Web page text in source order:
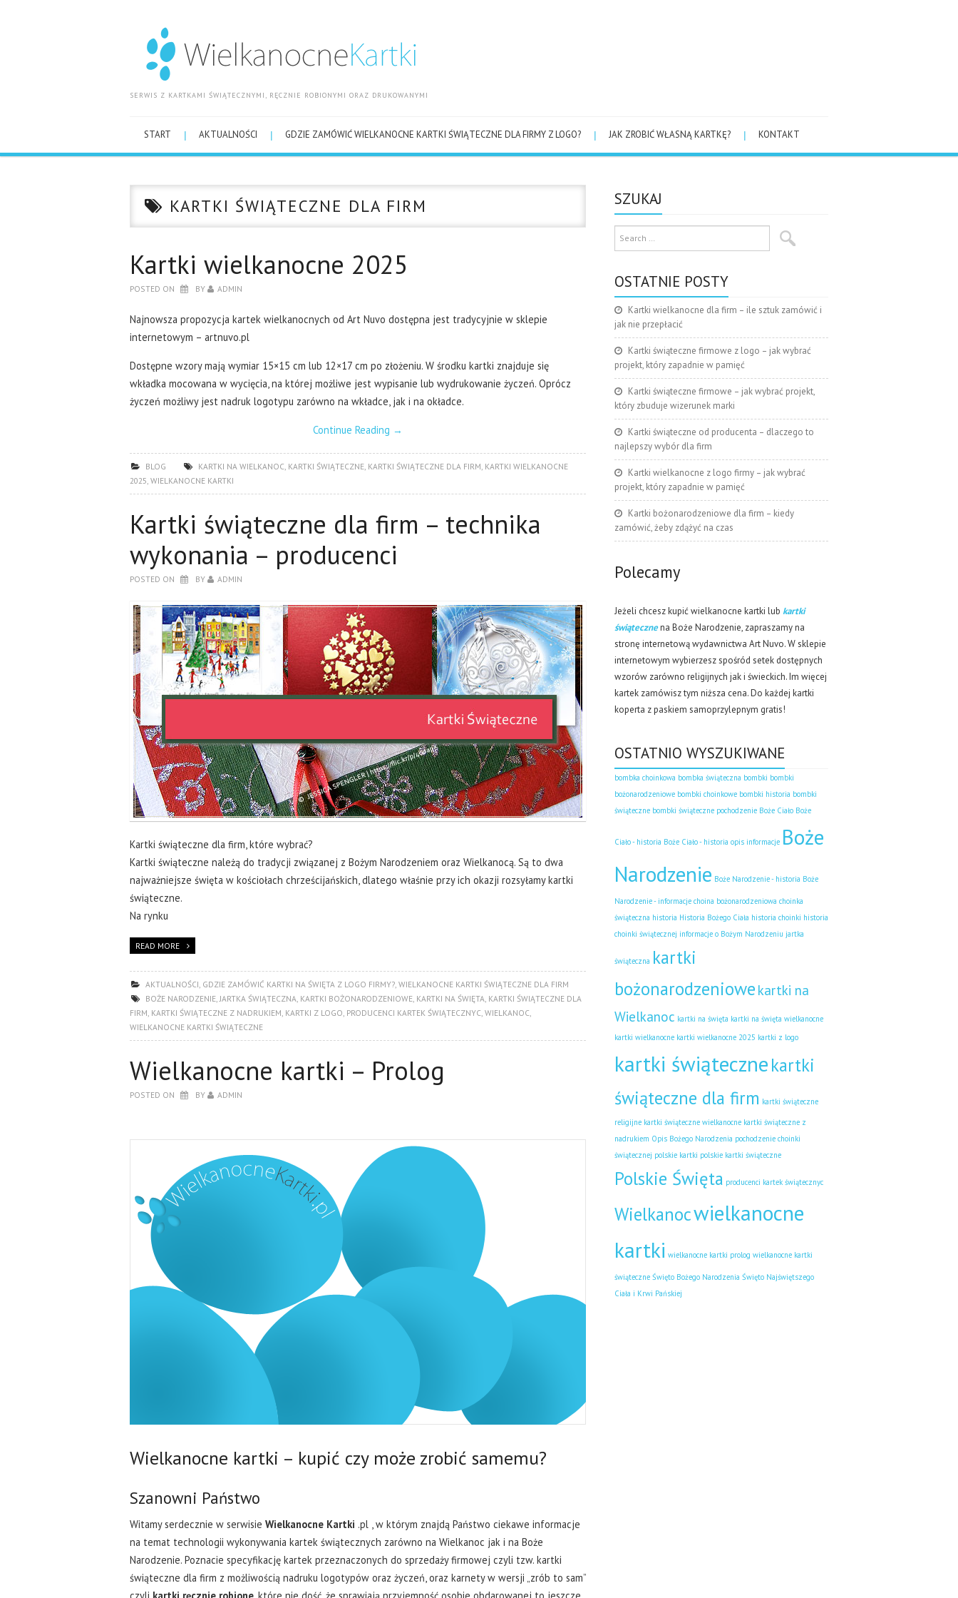
SERWIS Z KARTKAMI ŚWIĄTECZNYMI, RĘCZNIE ROBIONYMI ORAZ DRUKOWANYMI
START AKTUALNOŚCI GDZIE ZAMÓWIĆ WIELKANOCNE KARTKI ŚWIĄTECZNE DLA FIRMY Z LOGO? JAK ZROBIĆ WŁASNĄ KARTKĘ? KONTAKT
KARTKI ŚWIĄTECZNE DLA FIRM
Kartki wielkanocne 2025
POSTED ON BY ADMIN
Najnowsza propozycja kartek wielkanocnych od Art Nuvo dostępna jest tradycyjnie w sklepie
internetowym – artnuvo.pl
Dostępne wzory mają wymiar 15×15 cm lub 12×17 cm po złożeniu. W środku kartki znajduje się
wkładka mocowana w wycięcia, na której możliwe jest wypisanie lub wydrukowanie życzeń. Oprócz
życzeń możliwy jest nadruk logotypu zarówno na wkładce, jak i na okładce.
Continue Reading →
BLOG KARTKI NA WIELKANOC, KARTKI ŚWIĄTECZNE, KARTKI ŚWIĄTECZNE DLA FIRM, KARTKI WIELKANOCNE
2025, WIELKANOCNE KARTKI
Kartki świąteczne dla firm – technika
wykonania – producenci
POSTED ON BY ADMIN
Kartki świąteczne dla firm, które wybrać?
Kartki świąteczne należą do tradycji związanej z Bożym Narodzeniem oraz Wielkanocą. Są to dwa
najważniejsze święta w kościołach chrześcijańskich, dlatego właśnie przy ich okazji rozsyłamy kartki
świąteczne.
Na rynku
READ MORE
AKTUALNOŚCI, GDZIE ZAMÓWIĆ KARTKI NA ŚWIĘTA Z LOGO FIRMY?, WIELKANOCNE KARTKI ŚWIĄTECZNE DLA FIRM
BOŻE NARODZENIE,JARTKA ŚWIĄTECZNA, KARTKI BOŻONARODZENIOWE, KARTKI NA ŚWIĘTA, KARTKI ŚWIĄTECZNE DLA
FIRM, KARTKI ŚWIĄTECZNE Z NADRUKIEM, KARTKI Z LOGO, PRODUCENCI KARTEK ŚWIĄTECZNYC, WIELKANOC,
WIELKANOCNE KARTKI ŚWIĄTECZNE
Wielkanocne kartki – Prolog
POSTED ON BY ADMIN
Wielkanocne kartki – kupić czy może zrobić samemu?
Szanowni Państwo
Witamy serdecznie w serwisie Wielkanocne Kartki .pl , w którym znajdą Państwo ciekawe informacje
na temat technologii wykonywania kartek świątecznych zarówno na Wielkanoc jak i na Boże
Narodzenie. Poznacie specyfikację kartek przeznaczonych do sprzedaży firmowej czyli tzw. kartki
świąteczne dla firm z możliwością nadruku logotypów oraz życzeń, oraz karnety w wersji „zrób to sam”
SZUKAJ
OSTATNIE POSTY
Kartki wielkanocne dla firm – ile sztuk zamówić i
jak nie przepłacić
Kartki świąteczne firmowe z logo – jak wybrać
projekt, który zapadnie w pamięć
Kartki świąteczne firmowe – jak wybrać projekt,
który zbuduje wizerunek marki
Kartki świąteczne od producenta – dlaczego to
najlepszy wybór dla firm
Kartki wielkanocne z logo firmy – jak wybrać
projekt, który zapadnie w pamięć
Kartki bożonarodzeniowe dla firm – kiedy
zamówić, żeby zdążyć na czas
Polecamy
Jeżeli chcesz kupić wielkanocne kartki lub kartki
świątecznena Boże Narodzenie, zapraszamy na
stronę internetową wydawnictwa Art Nuvo. W sklepie
internetowym wybierzesz spośród setek dostępnych
wzorów zarówno religijnych jak i świeckich. Im więcej
kartek zamówisz tym niższa cena. Do każdej kartki
koperta z paskiem samoprzylepnym gratis!
OSTATNIO WYSZUKIWANE
bombka choinkowa bombka świąteczna bombki bombki
bożonarodzeniowe bombki choinkowe bombki historia bombki
świąteczne bombki świąteczne pochodzenie Boże Ciało Boże
Ciało - historia Boże Ciało - historia opis informacje Boże
Narodzenie Boże Narodzenie - historia Boże
Narodzenie - informacje choina bożonarodzeniowa choinka
świąteczna historia Historia Bożego Ciała historia choinki historia
choinki świątecznej informacje o Bożym Narodzeniu jartka
świąteczna kartki
bożonarodzeniowe kartki na
Wielkanoc kartki na święta kartki na święta wielkanocne
kartki wielkanocne kartki wielkanocne 2025 kartki z logo
kartki świątecznekartki
świąteczne dla firm kartki świąteczne
religijne kartki świąteczne wielkanocne kartki świąteczne z
nadrukiem Opis Bożego Narodzenia pochodzenie choinki
świątecznej polskie kartki polskie kartki świąteczne
Polskie Święta producenci kartek świątecznyc
Wielkanocwielkanocne
kartki wielkanocne kartki prolog wielkanocne kartki
świąteczne Święto Bożego Narodzenia Święto Najświętszego
Ciała i Krwi Pańskiej